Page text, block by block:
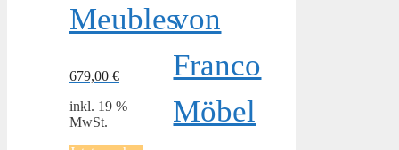
Meubles
679,00 €
inkl. 19 %
MwSt.
von
Franco
Möbel